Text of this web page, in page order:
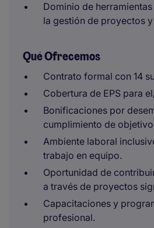
Dominio de
la gestión de proyectos
Qué Ofrecemos
Contrato formal con 14
Cobertura de EPS para
Bonificaciones por
cumplimiento de
Ambiente laboral
trabajo en equipo.
Oportunidad de
a través de proyectos
Capacitaciones y
profesional.